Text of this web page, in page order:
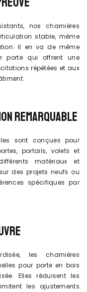
nos charnières
stable, même
Il en va de même
porte qui offrent une
répétées et aux
REMARQUABLE
sont conçues pour
portails, volets et
matériaux et
des projets neufs ou
spécifiques par
les charnières
pour porte en bois
Elles réduisent les
les ajustements